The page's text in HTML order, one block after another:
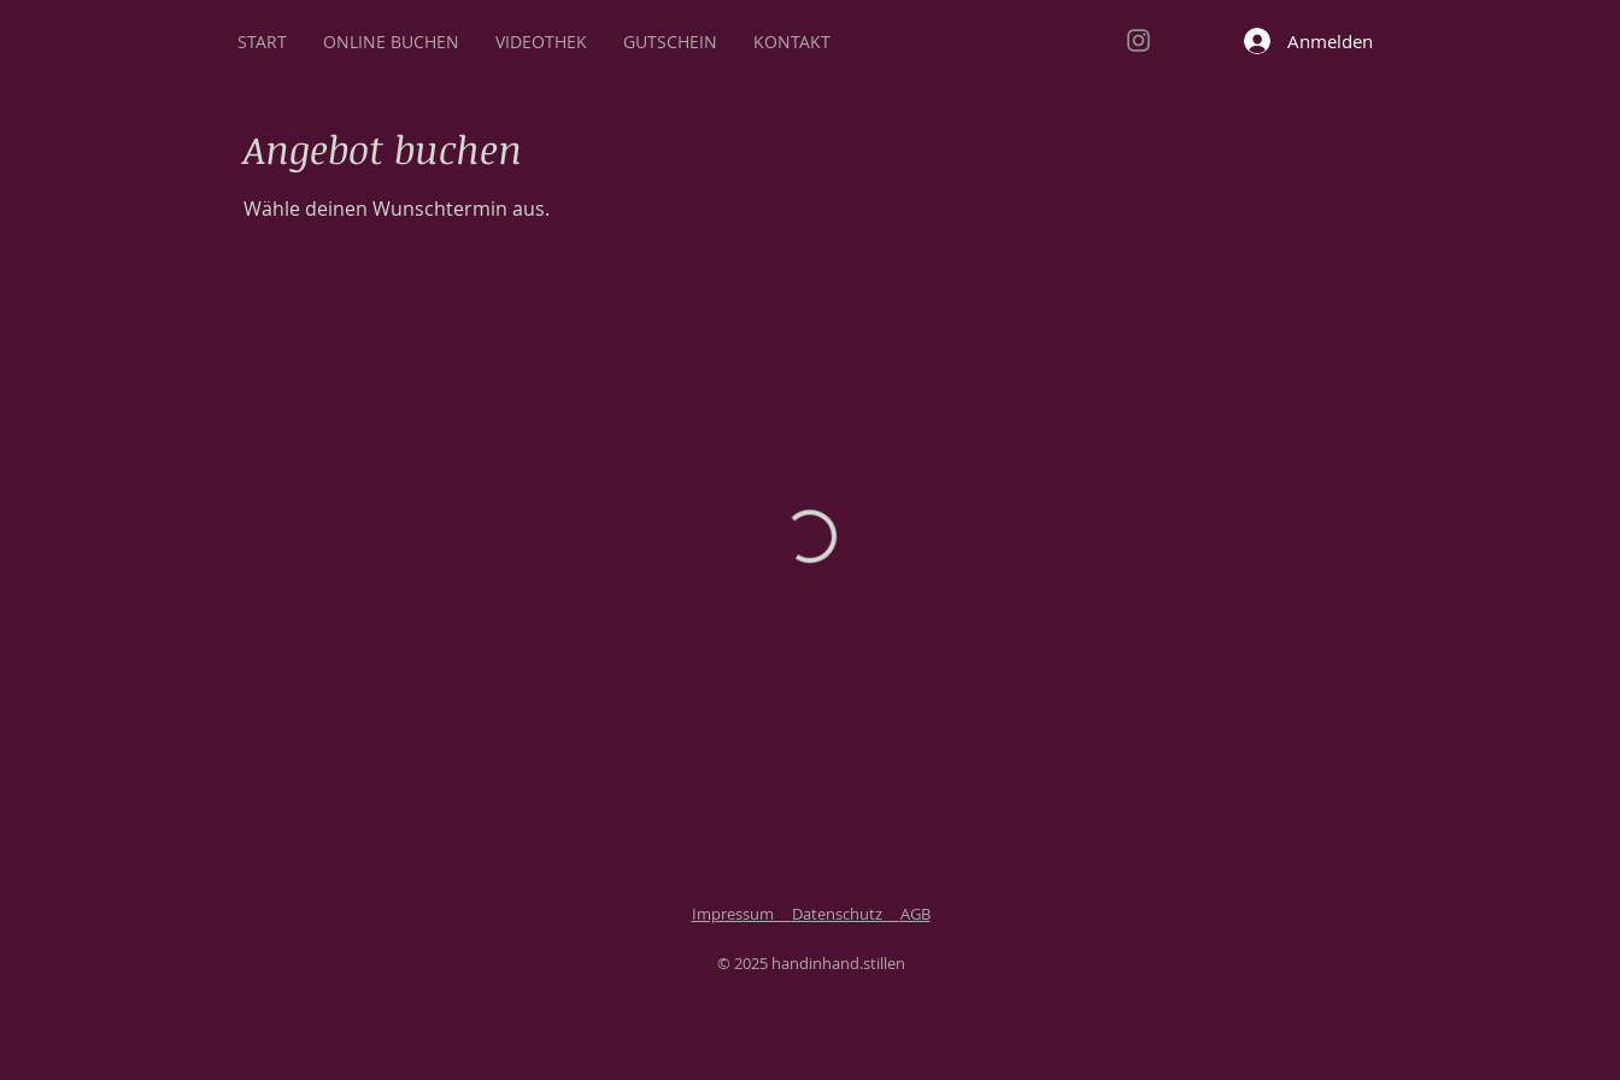
START ONLINE BUCHEN VIDEOTHEK GUTSCHEIN KONTAKT Anmelden
Angebot buchen
Wähle deinen Wunschtermin aus.
Impressum Datenschutz AGB
© 2025 handinhand.stillen